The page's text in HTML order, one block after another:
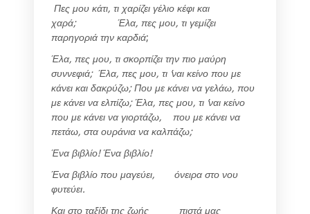
Πες μου κάτι, τι χαρίζει γέλιο κέφι και
χαρά; Έλα, πες μου, τι γεμίζει
παρηγοριά την καρδιά;
Έλα, πες μου, τι σκορπίζει την πιο μαύρη
συννεφιά; Έλα, πες μου, τι ’ναι κείνο που με
κάνει και δακρύζω; Που με κάνει να γελάω, που
με κάνει να ελπίζω; Έλα, πες μου, τι ’ναι κείνο
που με κάνει να γιορτάζω, που με κάνει να
πετάω, στα ουράνια να καλπάζω;
Ένα βιβλίο! Ένα βιβλίο!
Ένα βιβλίο που μαγεύει, όνειρα στο νου
φυτεύει.
Και στο ταξίδι της ζωής πιστά μας